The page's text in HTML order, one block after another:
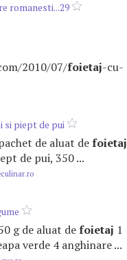
romanesti...29
2010/07/foietaj-cu-
si piept de pui
de aluat defoietaj
de pui, 350 ...
g de aluat defoietaj 1
verde 4 anghinare ...